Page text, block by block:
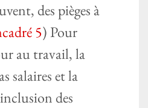
des pièges à
5) Pour
au travail, la
salaires et la
des